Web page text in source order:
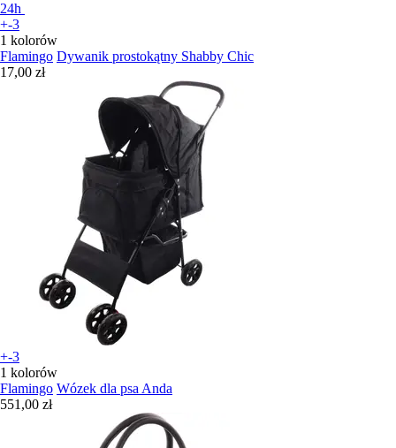
24h
+-3
1 kolorów
Flamingo Dywanik prostokątny Shabby Chic
17,00 zł
+-3
1 kolorów
Flamingo Wózek dla psa Anda
551,00 zł